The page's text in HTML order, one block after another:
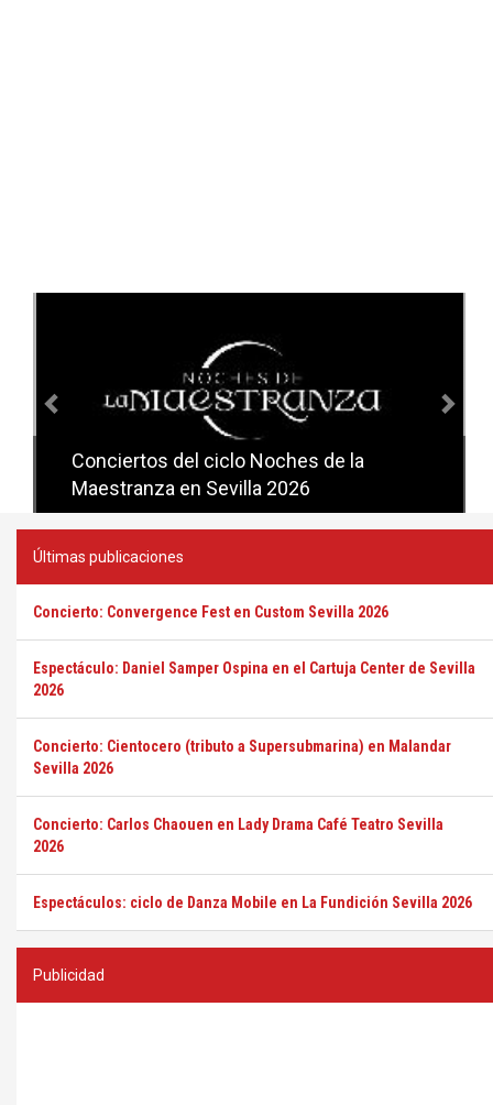
Conciertos del ciclo Noches de la
Maestranza en Sevilla 2026
Conciertos del ciclo Candlelight en
Sevilla
Últimas publicaciones
Concierto: Convergence Fest en Custom Sevilla 2026
Espectáculo: Daniel Samper Ospina en el Cartuja Center de Sevilla
2026
Concierto: Cientocero (tributo a Supersubmarina) en Malandar
Sevilla 2026
Concierto: Carlos Chaouen en Lady Drama Café Teatro Sevilla
2026
Espectáculos: ciclo de Danza Mobile en La Fundición Sevilla 2026
Publicidad